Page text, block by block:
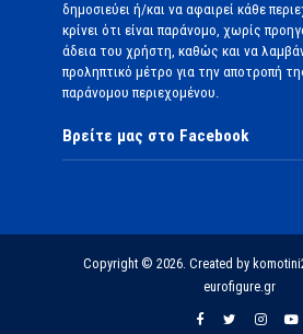
δημοσιεύει ή/και να αφαιρεί κάθε
κρίνει ότι είναι παράνομο, χωρίς
άδεια του χρήστη, καθώς και να
προληπτικό μέτρο για την αποτροπή
παράνομου περιεχομένου.
Βρείτε μας στο Facebook
Copyright © 2026. Created by
eurofigure.gr